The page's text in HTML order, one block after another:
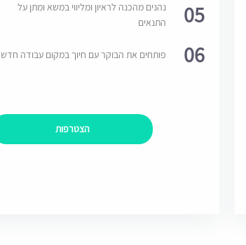
05
נהנים מהכנה לראיון ומליווי במשא ומתן על
התנאים
06 פותחים את הבוקר עם חיוך במקום עבודה חדש
הצטרפות